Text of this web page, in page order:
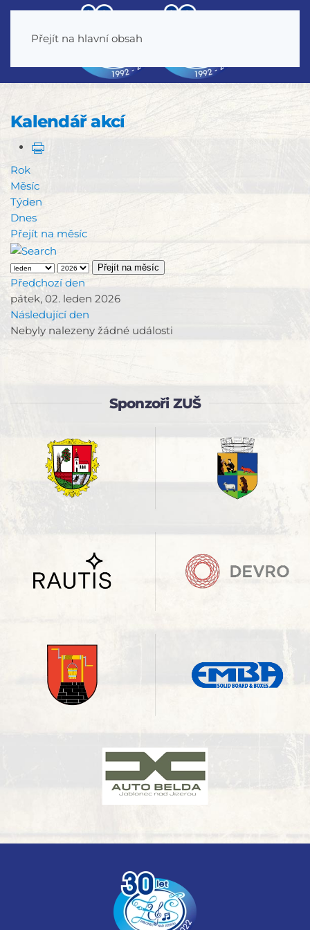
Přejít na hlavní obsah
Kalendář akcí
Rok
Měsíc
Týden
Dnes
Přejít na měsíc
Přejít na měsíc
Předchozí den
pátek, 02. leden 2026
Následující den
Nebyly nalezeny žádné události
Sponzoři ZUŠ